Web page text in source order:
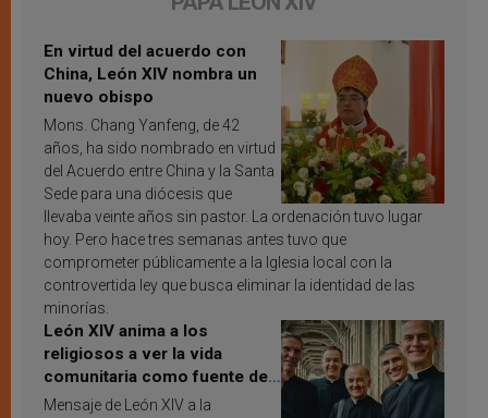
En virtud del acuerdo con
China, León XIV nombra un
nuevo obispo
Mons. Chang Yanfeng, de 42
años, ha sido nombrado en virtud
del Acuerdo entre China y la Santa
Sede para una diócesis que
llevaba veinte años sin pastor. La ordenación tuvo lugar
hoy. Pero hace tres semanas antes tuvo que
comprometer públicamente a la Iglesia local con la
controvertida ley que busca eliminar la identidad de las
minorías.
León XIV anima a los
religiosos a ver la vida
comunitaria como fuente de
inspiración y santificación
Mensaje de León XIV a la